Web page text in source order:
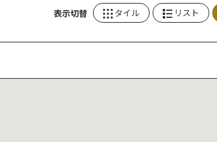
表示切替 タイル リスト